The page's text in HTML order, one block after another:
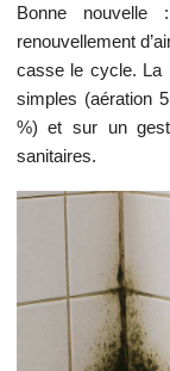
Bonne
renouvellement
casse le cycle. La
simples (aération
%) et sur un
sanitaires.